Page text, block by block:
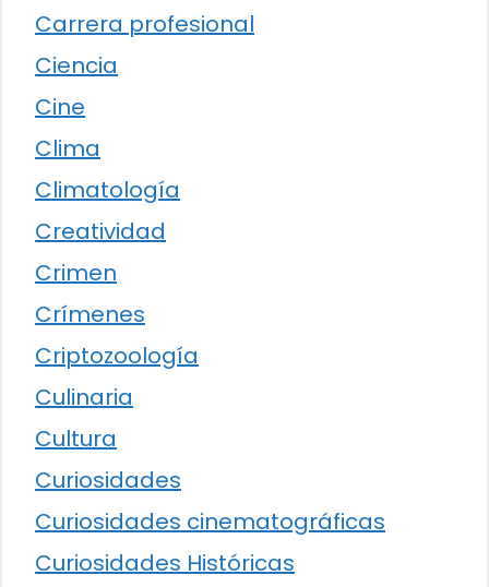
Carrera profesional
Ciencia
Cine
Clima
Climatología
Creatividad
Crimen
Crímenes
Criptozoología
Culinaria
Cultura
Curiosidades
Curiosidades cinematográficas
Curiosidades Históricas